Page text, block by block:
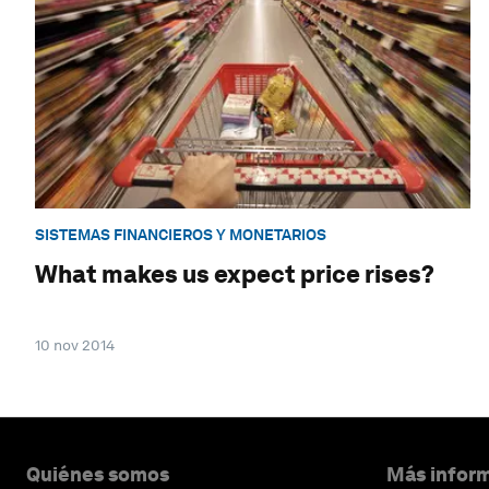
SISTEMAS FINANCIEROS Y MONETARIOS
What makes us expect price rises?
10 nov 2014
Quiénes somos Más